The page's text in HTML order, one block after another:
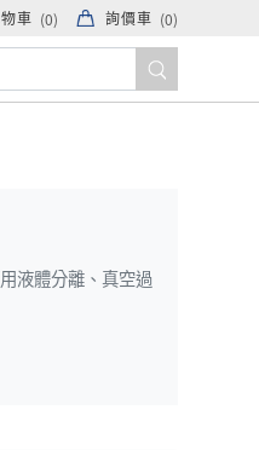
車 (0) 詢價車 (0)
液體分離、真空過